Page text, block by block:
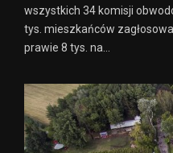
wszystkich 34 komisji
tys. mieszkańców
prawie 8 tys. na...